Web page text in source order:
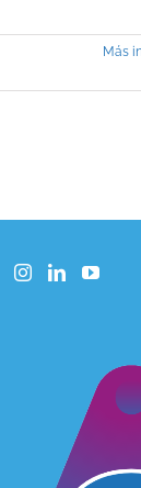
Más